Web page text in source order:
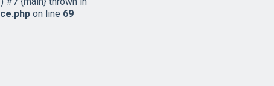
on line 69